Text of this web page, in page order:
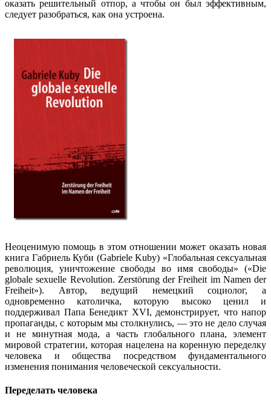
оказать решительный отпор, а чтобы он был эффективным,
следует разобраться, как она устроена.
Неоценимую помощь в этом отношении может оказать новая
книга Габриель Куби (Gabriele Kuby) «Глобальная сексуальная
революция, уничтожение свободы во имя свободы» («Die
globale sexuelle Revolution. Zerstörung der Freiheit im Namen der
Freiheit»). Автор, ведущий немецкий социолог, а
одновременно католичка, которую высоко ценил и
поддерживал Папа Бенедикт XVI, демонстрирует, что напор
пропаганды, с которым мы столкнулись, — это не дело случая
и не минутная мода, а часть глобального плана, элемент
мировой стратегии, которая нацелена на коренную переделку
человека и общества посредством фундаментального
изменения понимания человеческой сексуальности.
Переделать человека